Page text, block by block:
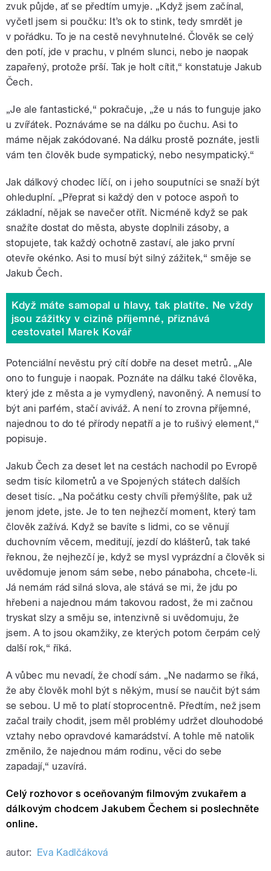
zvuk půjde, ať se předtím umyje. „Když jsem začínal,
vyčetl jsem si poučku: It’s ok to stink, tedy smrdět je
v pořádku. To je na cestě nevyhnutelné. Člověk se celý
den potí, jde v prachu, v plném slunci, nebo je naopak
zapařený, protože prší. Tak je holt cítit,“ konstatuje Jakub
Čech.
„Je ale fantastické,“ pokračuje, „že u nás to funguje jako
u zvířátek. Poznáváme se na dálku po čuchu. Asi to
máme nějak zakódované. Na dálku prostě poznáte, jestli
vám ten člověk bude sympatický, nebo nesympatický.“
Jak dálkový chodec líčí, on i jeho souputníci se snaží být
ohleduplní. „Přeprat si každý den v potoce aspoň to
základní, nějak se navečer otřít. Nicméně když se pak
snažíte dostat do města, abyste doplnili zásoby, a
stopujete, tak každý ochotně zastaví, ale jako první
otevře okénko. Asi to musí být silný zážitek,“ směje se
Jakub Čech.
Když máte samopal u hlavy, tak platíte. Ne vždy
jsou zážitky v cizině příjemné, přiznává
cestovatel Marek Kovář
Potenciální nevěstu prý cítí dobře na deset metrů. „Ale
ono to funguje i naopak. Poznáte na dálku také člověka,
který jde z města a je vymydlený, navoněný. A nemusí to
být ani parfém, stačí aviváž. A není to zrovna příjemné,
najednou to do té přírody nepatří a je to rušivý element,“
popisuje.
Jakub Čech za deset let na cestách nachodil po Evropě
sedm tisíc kilometrů a ve Spojených státech dalších
deset tisíc. „Na počátku cesty chvíli přemýšlíte, pak už
jenom jdete, jste. Je to ten nejhezčí moment, který tam
člověk zažívá. Když se bavíte s lidmi, co se věnují
duchovním věcem, meditují, jezdí do klášterů, tak také
řeknou, že nejhezčí je, když se mysl vyprázdní a člověk si
uvědomuje jenom sám sebe, nebo pánaboha, chcete-li.
Já nemám rád silná slova, ale stává se mi, že jdu po
hřebeni a najednou mám takovou radost, že mi začnou
tryskat slzy a směju se, intenzivně si uvědomuju, že
jsem. A to jsou okamžiky, ze kterých potom čerpám celý
další rok,“ říká.
A vůbec mu nevadí, že chodí sám. „Ne nadarmo se říká,
že aby člověk mohl být s někým, musí se naučit být sám
se sebou. U mě to platí stoprocentně. Předtím, než jsem
začal traily chodit, jsem měl problémy udržet dlouhodobé
vztahy nebo opravdové kamarádství. A tohle mě natolik
změnilo, že najednou mám rodinu, věci do sebe
zapadají,“ uzavírá.
Celý rozhovor s oceňovaným filmovým zvukařem a
dálkovým chodcem Jakubem Čechem si poslechněte
online.
autor: Eva Kadlčáková